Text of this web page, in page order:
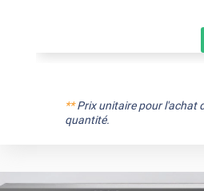
**Prix unitaire pour l'achat
quantité.